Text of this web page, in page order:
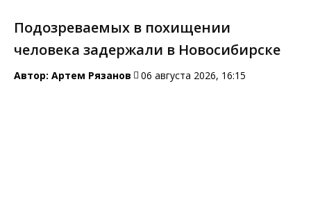
Подозреваемых в похищении
человека задержали в Новосибирске
Автор: Артем Рязанов 06 августа 2026, 16:15